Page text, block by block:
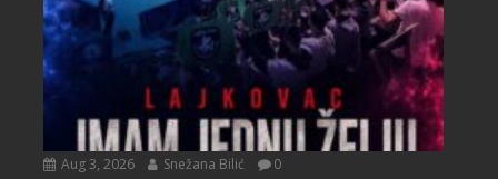
Aug 3, 2026 Snežana Bilić 0